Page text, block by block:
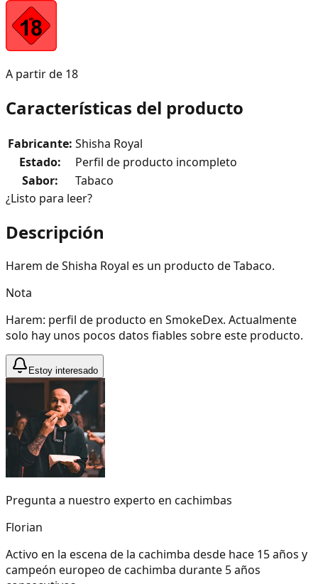
A partir de 18
Características del producto
Fabricante: Shisha Royal
Estado:
Perfil de producto incompleto
Sabor:
Tabaco
¿Listo para leer?
Descripción
Harem de Shisha Royal es un producto de Tabaco.
Nota
Harem: perfil de producto en SmokeDex. Actualmente
solo hay unos pocos datos fiables sobre este producto.
Estoy interesado
Pregunta a nuestro experto en cachimbas
Florian
Activo en la escena de la cachimba desde hace 15 años y
campeón europeo de cachimba durante 5 años